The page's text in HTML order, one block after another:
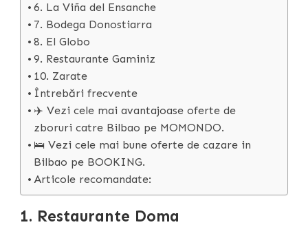
6. La Viña del Ensanche
7. Bodega Donostiarra
8. El Globo
9. Restaurante Gaminiz
10. Zarate
Întrebări frecvente
✈️ Vezi cele mai avantajoase oferte de
zboruri catre Bilbao pe MOMONDO.
🛌 Vezi cele mai bune oferte de cazare in
Bilbao pe BOOKING.
Articole recomandate:
1. Restaurante Doma